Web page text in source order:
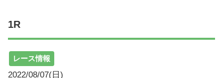
1R
レース情報
2022/08/07(日)